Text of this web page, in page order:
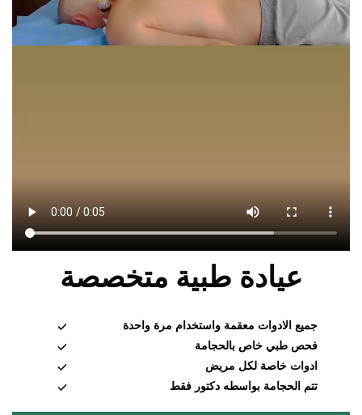
عيادة طبية متخصصة
جميع الادوات معقمة واستخدام مرة واحدة
فحص طبي خاص بالحجامة
ادوات خاصة لكل مريض
تتم الحجامة بواسطه دكتور فقط